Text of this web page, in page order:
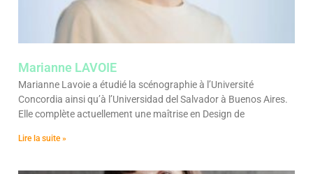
Marianne LAVOIE
Marianne Lavoie a étudié la scénographie à l’Université
Concordia ainsi qu’à l’Universidad del Salvador à Buenos Aires.
Elle complète actuellement une maîtrise en Design de
Lire la suite »